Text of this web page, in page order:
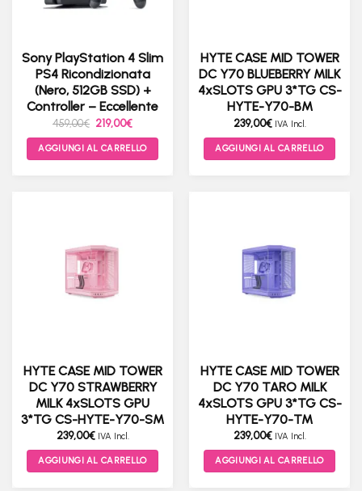
Sony PlayStation 4 Slim
PS4 Ricondizionata
(Nero, 512GB SSD) +
Controller – Eccellente
459,00€ Il
originale
era:
459,00€.
219,00€Il
attuale
è:
219,00€.
AGGIUNGI AL CARRELLO
HYTE CASE MID TOWER
DC Y70 BLUEBERRY MILK
4xSLOTS GPU 3*TG CS-
HYTE-Y70-BM
239,00€ IVA Incl.
AGGIUNGI AL CARRELLO
HYTE CASE MID TOWER
DC Y70 STRAWBERRY
MILK 4xSLOTS GPU
3*TG CS-HYTE-Y70-SM
239,00€ IVA Incl.
AGGIUNGI AL CARRELLO
HYTE CASE MID TOWER
DC Y70 TARO MILK
4xSLOTS GPU 3*TG CS-
HYTE-Y70-TM
239,00€ IVA Incl.
AGGIUNGI AL CARRELLO